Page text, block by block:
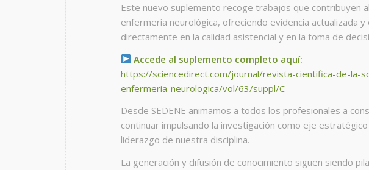
Este nuevo suplemento recoge trabajos que contribuyen
enfermería neurológica, ofreciendo evidencia actualizada
directamente en la calidad asistencial y en la toma de
Accede al suplemento completo aquí:
https://sciencedirect.com/journal/revista-cientifica-de-la-
enfermeria-neurologica/vol/63/suppl/C
Desde SEDENE animamos a todos los profesionales a
continuar impulsando la investigación como eje
liderazgo de nuestra disciplina.
La generación y difusión de conocimiento siguen siendo